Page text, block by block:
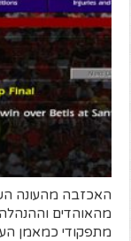
האכזבה מהעונה
מהאוהדים
מתפקודי כמאמן